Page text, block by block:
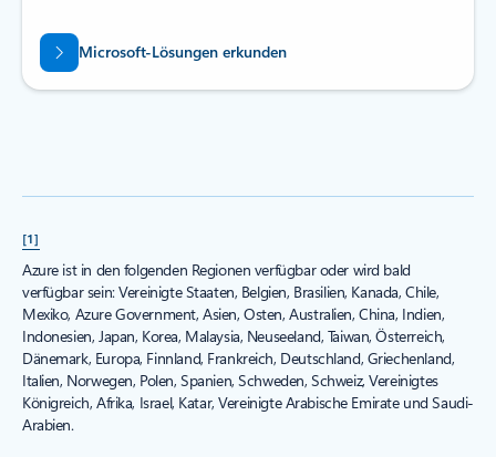
Microsoft-Lösungen erkunden
[1]
Azure ist in den folgenden Regionen verfügbar oder wird bald
verfügbar sein: Vereinigte Staaten, Belgien, Brasilien, Kanada, Chile,
Mexiko, Azure Government, Asien, Osten, Australien, China, Indien,
Indonesien, Japan, Korea, Malaysia, Neuseeland, Taiwan, Österreich,
Dänemark, Europa, Finnland, Frankreich, Deutschland, Griechenland,
Italien, Norwegen, Polen, Spanien, Schweden, Schweiz, Vereinigtes
Königreich, Afrika, Israel, Katar, Vereinigte Arabische Emirate und Saudi-
Arabien.